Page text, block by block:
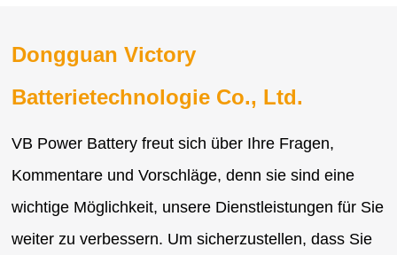
Dongguan Victory
Batterietechnologie Co., Ltd.
VB Power Battery freut sich über Ihre Fragen,
Kommentare und Vorschläge, denn sie sind eine
wichtige Möglichkeit, unsere Dienstleistungen für Sie
weiter zu verbessern. Um sicherzustellen, dass Sie